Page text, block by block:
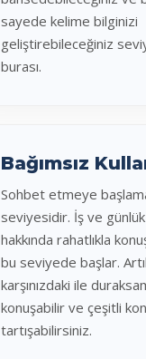
sayede kelime bilginizi
geliştirebileceğiniz
burası.
Bağımsız
Sohbet etmeye
seviyesidir. İş ve
hakkında rahatlıkla
bu seviyede başlar.
karşınızdaki ile
konuşabilir ve çeşitli
tartışabilirsiniz.